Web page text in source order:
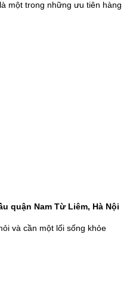
một trong những ưu tiên hàng
quận Nam Từ Liêm, Hà Nội
và cần một lối sống khỏe